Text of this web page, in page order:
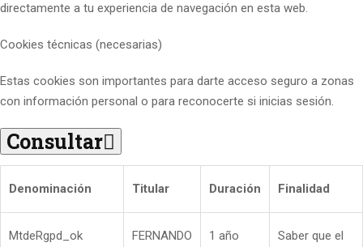
directamente a tu experiencia de navegación en esta web.
Cookies técnicas (necesarias)
Estas cookies son importantes para darte acceso seguro a zonas
con información personal o para reconocerte si inicias sesión.
Consultar
Denominación Titular Duración Finalidad
MtdeRgpd_ok
FERNANDO
1 año
Saber que el